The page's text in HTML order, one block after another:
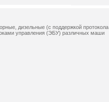
дизельные (с поддержкой протокола
управления (ЭБУ) различных маши